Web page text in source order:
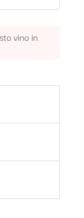
vino in